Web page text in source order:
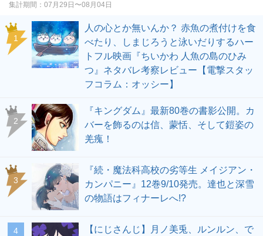
集計期間： 07月29日〜08月04日
1
人の心とか無いんか？ 赤魚の煮付けを食
べたり、しまじろうと泳いだりするハー
トフル映画『ちいかわ 人魚の島のひみ
つ』ネタバレ考察レビュー【電撃スタッ
フコラム：オッシー】
2
『キングダム』最新80巻の書影公開。カ
バーを飾るのは信、蒙恬、そして鎧姿の
羌瘣！
3
『続・魔法科高校の劣等生 メイジアン・
カンパニー』12巻9/10発売。達也と深雪
の物語はフィナーレへ!?
4
【にじさんじ】月ノ美兎、ルンルン、で